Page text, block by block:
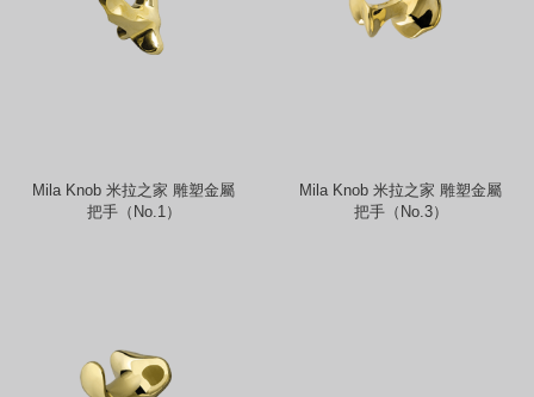
Mila Knob 米拉之家 雕塑金屬
把手（No.1）
Mila Knob 米拉之家 雕塑金屬
把手（No.3）